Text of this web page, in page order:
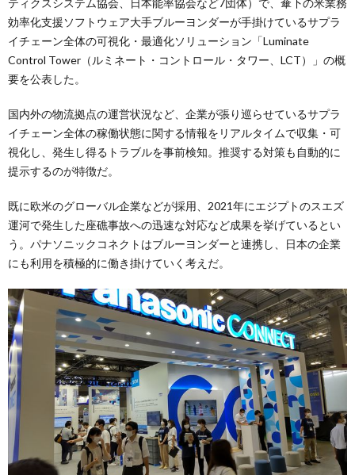
効率化支援ソフトウェア大手ブルーヨンダーが手掛けているサプラ
イチェーン全体の可視化・最適化ソリューション「Luminate
Control Tower（ルミネート・コントロール・タワー、LCT）」の概
要を公表した。
国内外の物流拠点の運営状況など、企業が張り巡らせているサプラ
イチェーン全体の稼働状態に関する情報をリアルタイムで収集・可
視化し、発生し得るトラブルを事前検知。推奨する対策も自動的に
提示するのが特徴だ。
既に欧米のグローバル企業などが採用、2021年にエジプトのスエズ
運河で発生した座礁事故への迅速な対応など成果を挙げているとい
う。パナソニックコネクトはブルーヨンダーと連携し、日本の企業
にも利用を積極的に働き掛けていく考えだ。